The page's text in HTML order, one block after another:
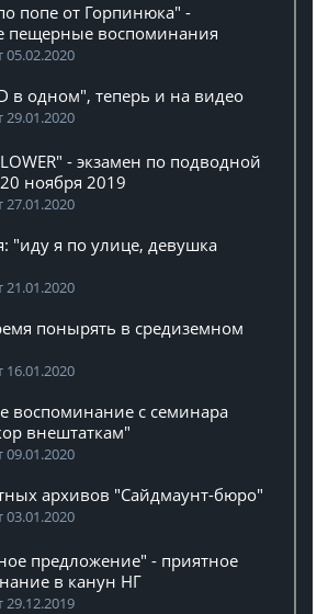
попе от Горпинюка" -
пещерные воспоминания
05.02.2020
в одном", теперь и на видео
29.01.2020
- экзамен по подводной
ноября 2019
27.01.2020
"иду я по улице, девушка
21.01.2020
понырять в средиземном
16.01.2020
воспоминание с семинара
внештаткам"
09.01.2020
архивов "Сайдмаунт-бюро"
03.01.2020
предложение" - приятное
в канун НГ
29.12.2019